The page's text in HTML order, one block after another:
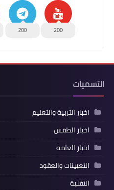
200
200
التسميات
اخبار التربية والتعليم
اخبار الطقس
اخبار العامة
التعيينات والعقود
التقنية